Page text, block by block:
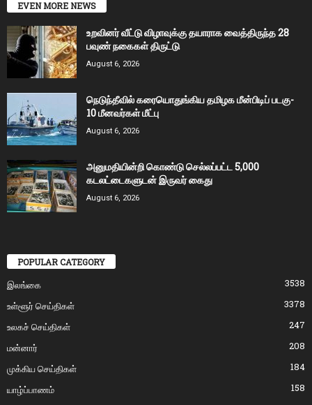
EVEN MORE NEWS
உறவினர் வீட்டு விழாவுக்கு தயாராக வைத்திருந்த 28
பவுண் நகைகள் திருட்டு
August 6, 2026
நெடுந்தீவில் கரையொதுங்கிய தமிழக மீன்பிடிப் படகு-
10 மீனவர்கள் மீட்பு
August 6, 2026
அனுமதியின்றி கொண்டு செல்லப்பட்ட 5,000
கடலட்டைகளுடன் இருவர் கைது
August 6, 2026
POPULAR CATEGORY
இலங்கை
3538
உள்ளூர் செய்திகள்
3378
உலகச் செய்திகள்
247
மன்னார்
208
முக்கிய செய்திகள்
184
யாழ்ப்பாணம்
158